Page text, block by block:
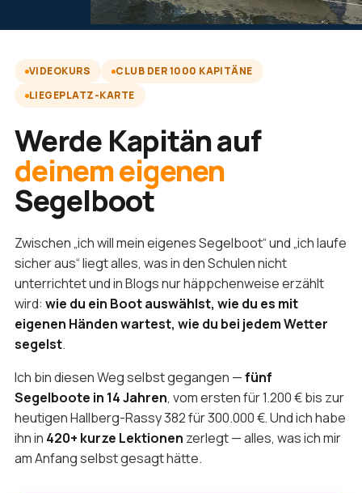
VIDEOKURS
CLUB DER 1000 KAPITÄNE
LIEGEPLATZ-KARTE
Werde Kapitän auf
deinem eigenen
Segelboot
Zwischen „ich will mein eigenes Segelboot“ und „ich laufe
sicher aus“ liegt alles, was in den Schulen nicht
unterrichtet und in Blogs nur häppchenweise erzählt
wird: wie du ein Boot auswählst, wie du es mit
eigenen Händen wartest, wie du bei jedem Wetter
segelst.
Ich bin diesen Weg selbst gegangen —fünf
Segelboote in 14 Jahren, vom ersten für 1.200 € bis zur
heutigen Hallberg-Rassy 382 für 300.000 €. Und ich habe
ihn in 420+ kurze Lektionen zerlegt — alles, was ich mir
am Anfang selbst gesagt hätte.